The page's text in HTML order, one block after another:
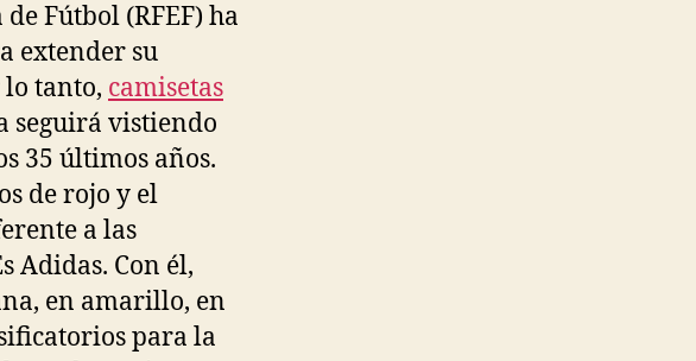
Fútbol (RFEF) ha
extender su
tanto, camisetas
seguirá vistiendo
35 últimos años.
de rojo y el
a las
Adidas. Con él,
en amarillo, en
para la